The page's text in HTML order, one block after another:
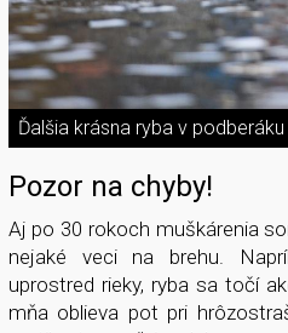
Ďalšia krásna ryba v
Pozor na chyby!
Aj po 30 rokoch muškárenia
nejaké veci na brehu.
uprostred rieky, ryba sa točí
mňa oblieva pot pri